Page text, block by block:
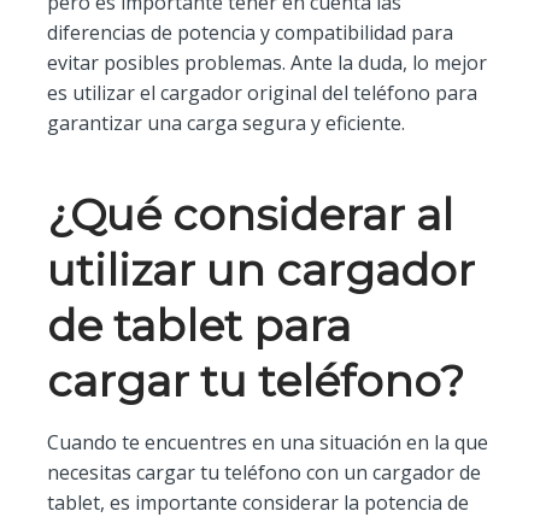
diferencias de potencia y compatibilidad para
evitar posibles problemas. Ante la duda, lo mejor
es utilizar el cargador original del teléfono para
garantizar una carga segura y eficiente.
¿Qué considerar al
utilizar un cargador
de tablet para
cargar tu teléfono?
Cuando te encuentres en una situación en la que
necesitas cargar tu teléfono con un cargador de
tablet, es importante considerar la potencia de